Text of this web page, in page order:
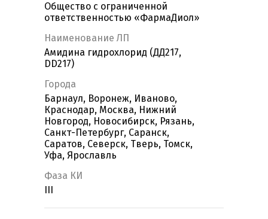
Общество с ограниченной
ответственностью «ФармаДиол»
Наименование ЛП
Амидина гидрохлорид (ДД217,
DD217)
Города
Барнаул, Воронеж, Иваново,
Краснодар, Москва, Нижний
Новгород, Новосибирск, Рязань,
Санкт-Петербург, Саранск,
Саратов, Северск, Тверь, Томск,
Уфа, Ярославль
Фаза КИ